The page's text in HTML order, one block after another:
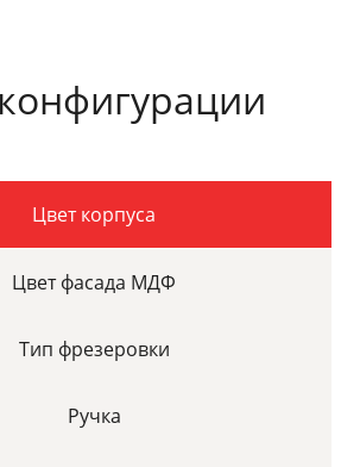
Цвет корпуса
Цвет фасада МДФ
Тип фрезеровки
Ручка